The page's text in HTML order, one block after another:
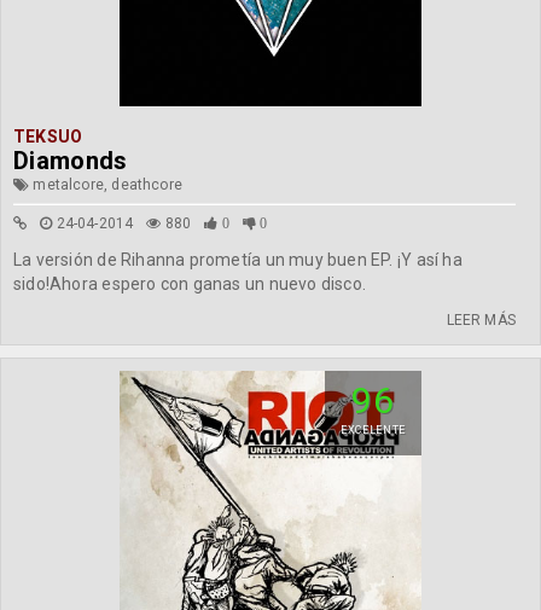
TEKSUO
Diamonds
metalcore, deathcore
24-04-2014 880 0 0
La versión de Rihanna prometía un muy buen EP. ¡Y así ha
sido!Ahora espero con ganas un nuevo disco.
LEER MÁS
96
EXCELENTE